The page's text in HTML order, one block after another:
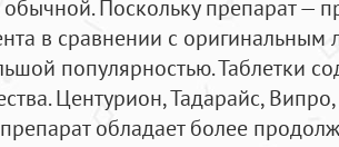
Поскольку препарат —
в сравнении с оригинальным
популярностью. Таблетки
Центурион, Тадарайс,
обладает более